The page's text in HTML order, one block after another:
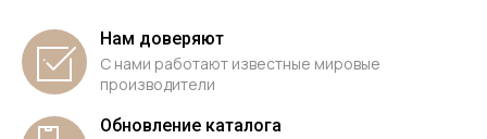
Нам доверяют
С нами работают известные мировые
производители
Обновление каталога